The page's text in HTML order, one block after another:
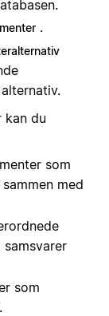
.
kan du
som
med
som